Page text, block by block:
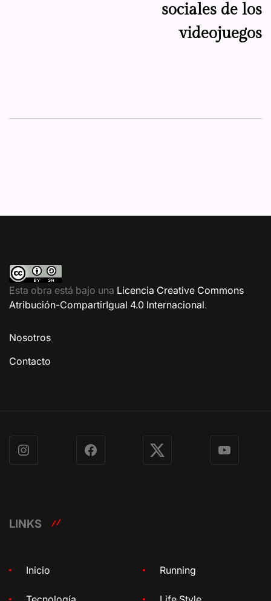
sociales de los
videojuegos
Esta obra está bajo una Licencia Creative Commons
Atribución-CompartirIgual 4.0 Internacional.
Nosotros
Contacto
Instagram Facebook X YouTube
LINKS
Inicio Running